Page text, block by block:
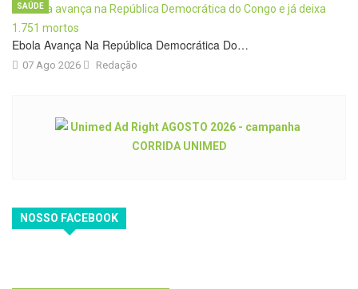
Ebola Avança Na República Democrática Do…
07 Ago 2026
SAÚDE
Redação
NOSSO FACEBOOK